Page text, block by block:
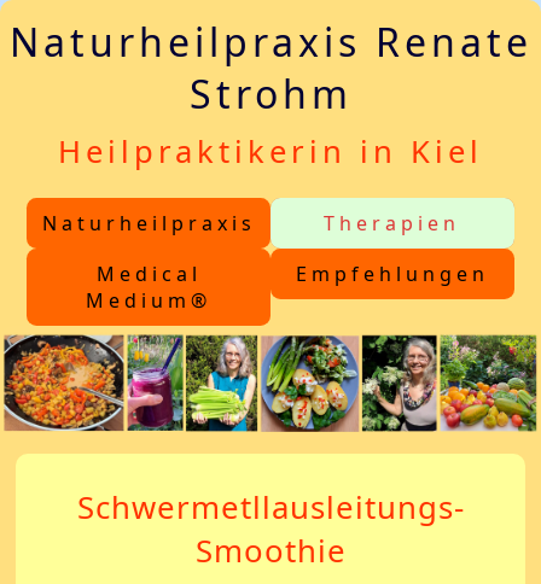
Naturheilpraxis Renate
Strohm
Heilpraktikerin in Kiel
Naturheilpraxis
Therapien
Medical
Medium®
Empfehlungen
Schwermetllausleitungs-
Smoothie